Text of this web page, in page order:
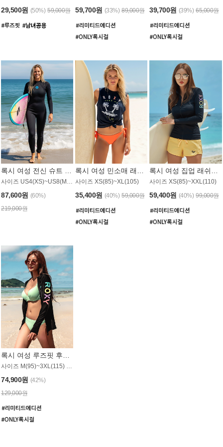
29,500원 (50%) 59,000원 59,700원 (33%) 89,000원 39,700원 (39%) 65,000원
87,600원 (60%)
219,000원
사이즈 XS(85)~XL(105)
35,400원 (40%) 59,000원
사이즈 XS(85)~XXL(110)
59,400원 (40%) 99,000원
록시 여성 루즈핏 후드 래쉬가드 WT900BRX
사이즈 M(95)~3XL(115) / 롱기장 타입
74,900원 (42%)
129,000원